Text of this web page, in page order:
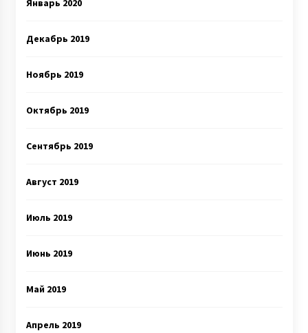
Январь 2020
Декабрь 2019
Ноябрь 2019
Октябрь 2019
Сентябрь 2019
Август 2019
Июль 2019
Июнь 2019
Май 2019
Апрель 2019